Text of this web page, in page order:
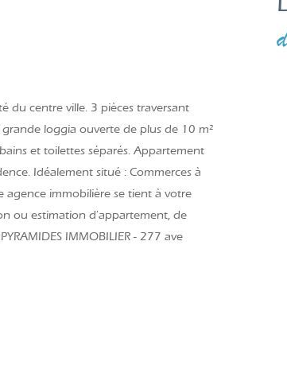
du centre ville. 3 pièces traversant
loggia ouverte de plus de 10 m²
et toilettes séparés. Appartement
Idéalement situé : Commerces à
immobilière se tient à votre
ou estimation d'appartement, de
IMMOBILIER - 277 ave